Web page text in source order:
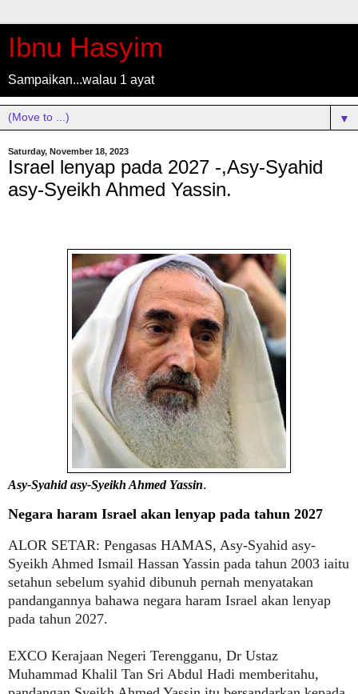
Ibnu Hasyim
Sampaikan...walau 1 ayat
▼
Saturday, November 18, 2023
Israel lenyap pada 2027 -,Asy-Syahid
asy-Syeikh Ahmed Yassin.
Asy-Syahid asy-Syeikh Ahmed Yassin.
Negara haram Israel akan lenyap pada tahun 2027
ALOR SETAR: Pengasas HAMAS, Asy-Syahid asy-
Syeikh Ahmed Ismail Hassan Yassin pada tahun 2003 iaitu
setahun sebelum syahid dibunuh pernah menyatakan
pandangannya bahawa negara haram Israel akan lenyap
pada tahun 2027.
EXCO Kerajaan Negeri Terengganu, Dr Ustaz
Muhammad Khalil Tan Sri Abdul Hadi memberitahu,